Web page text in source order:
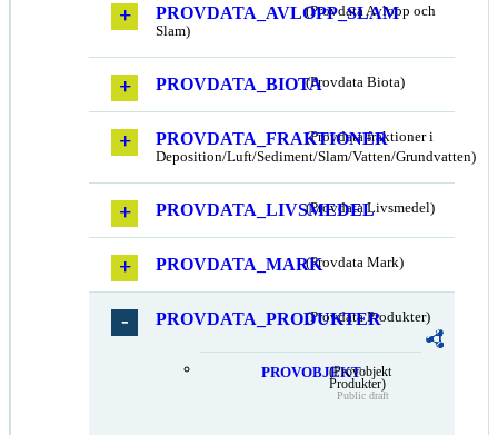
PROVDATA_AVLOPP_SLAM
(Provdata Avlopp och
Slam)
PROVDATA_BIOTA(Provdata Biota)
PROVDATA_FRAKTIONER
(Provdata fraktioner i
Deposition/Luft/Sediment/Slam/Vatten/Grundvatten)
PROVDATA_LIVSMEDEL
(Provdata Livsmedel)
PROVDATA_MARK(Provdata Mark)
PROVDATA_PRODUKTER
(Provdata Produkter)
PROVOBJEKT(Provobjekt
Produkter)
Public draft